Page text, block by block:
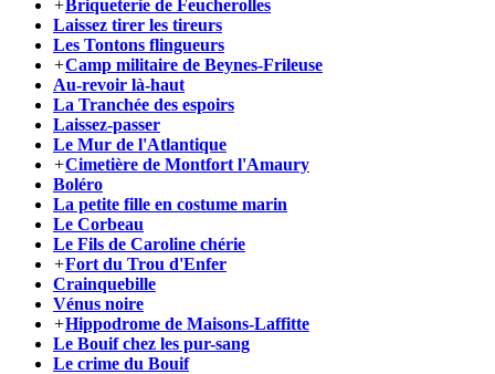
+Briqueterie de Feucherolles
Laissez tirer les tireurs
Les Tontons flingueurs
+Camp militaire de Beynes-Frileuse
Au-revoir là-haut
La Tranchée des espoirs
Laissez-passer
Le Mur de l'Atlantique
+Cimetière de Montfort l'Amaury
Boléro
La petite fille en costume marin
Le Corbeau
Le Fils de Caroline chérie
+Fort du Trou d'Enfer
Crainquebille
Vénus noire
+Hippodrome de Maisons-Laffitte
Le Bouif chez les pur-sang
Le crime du Bouif